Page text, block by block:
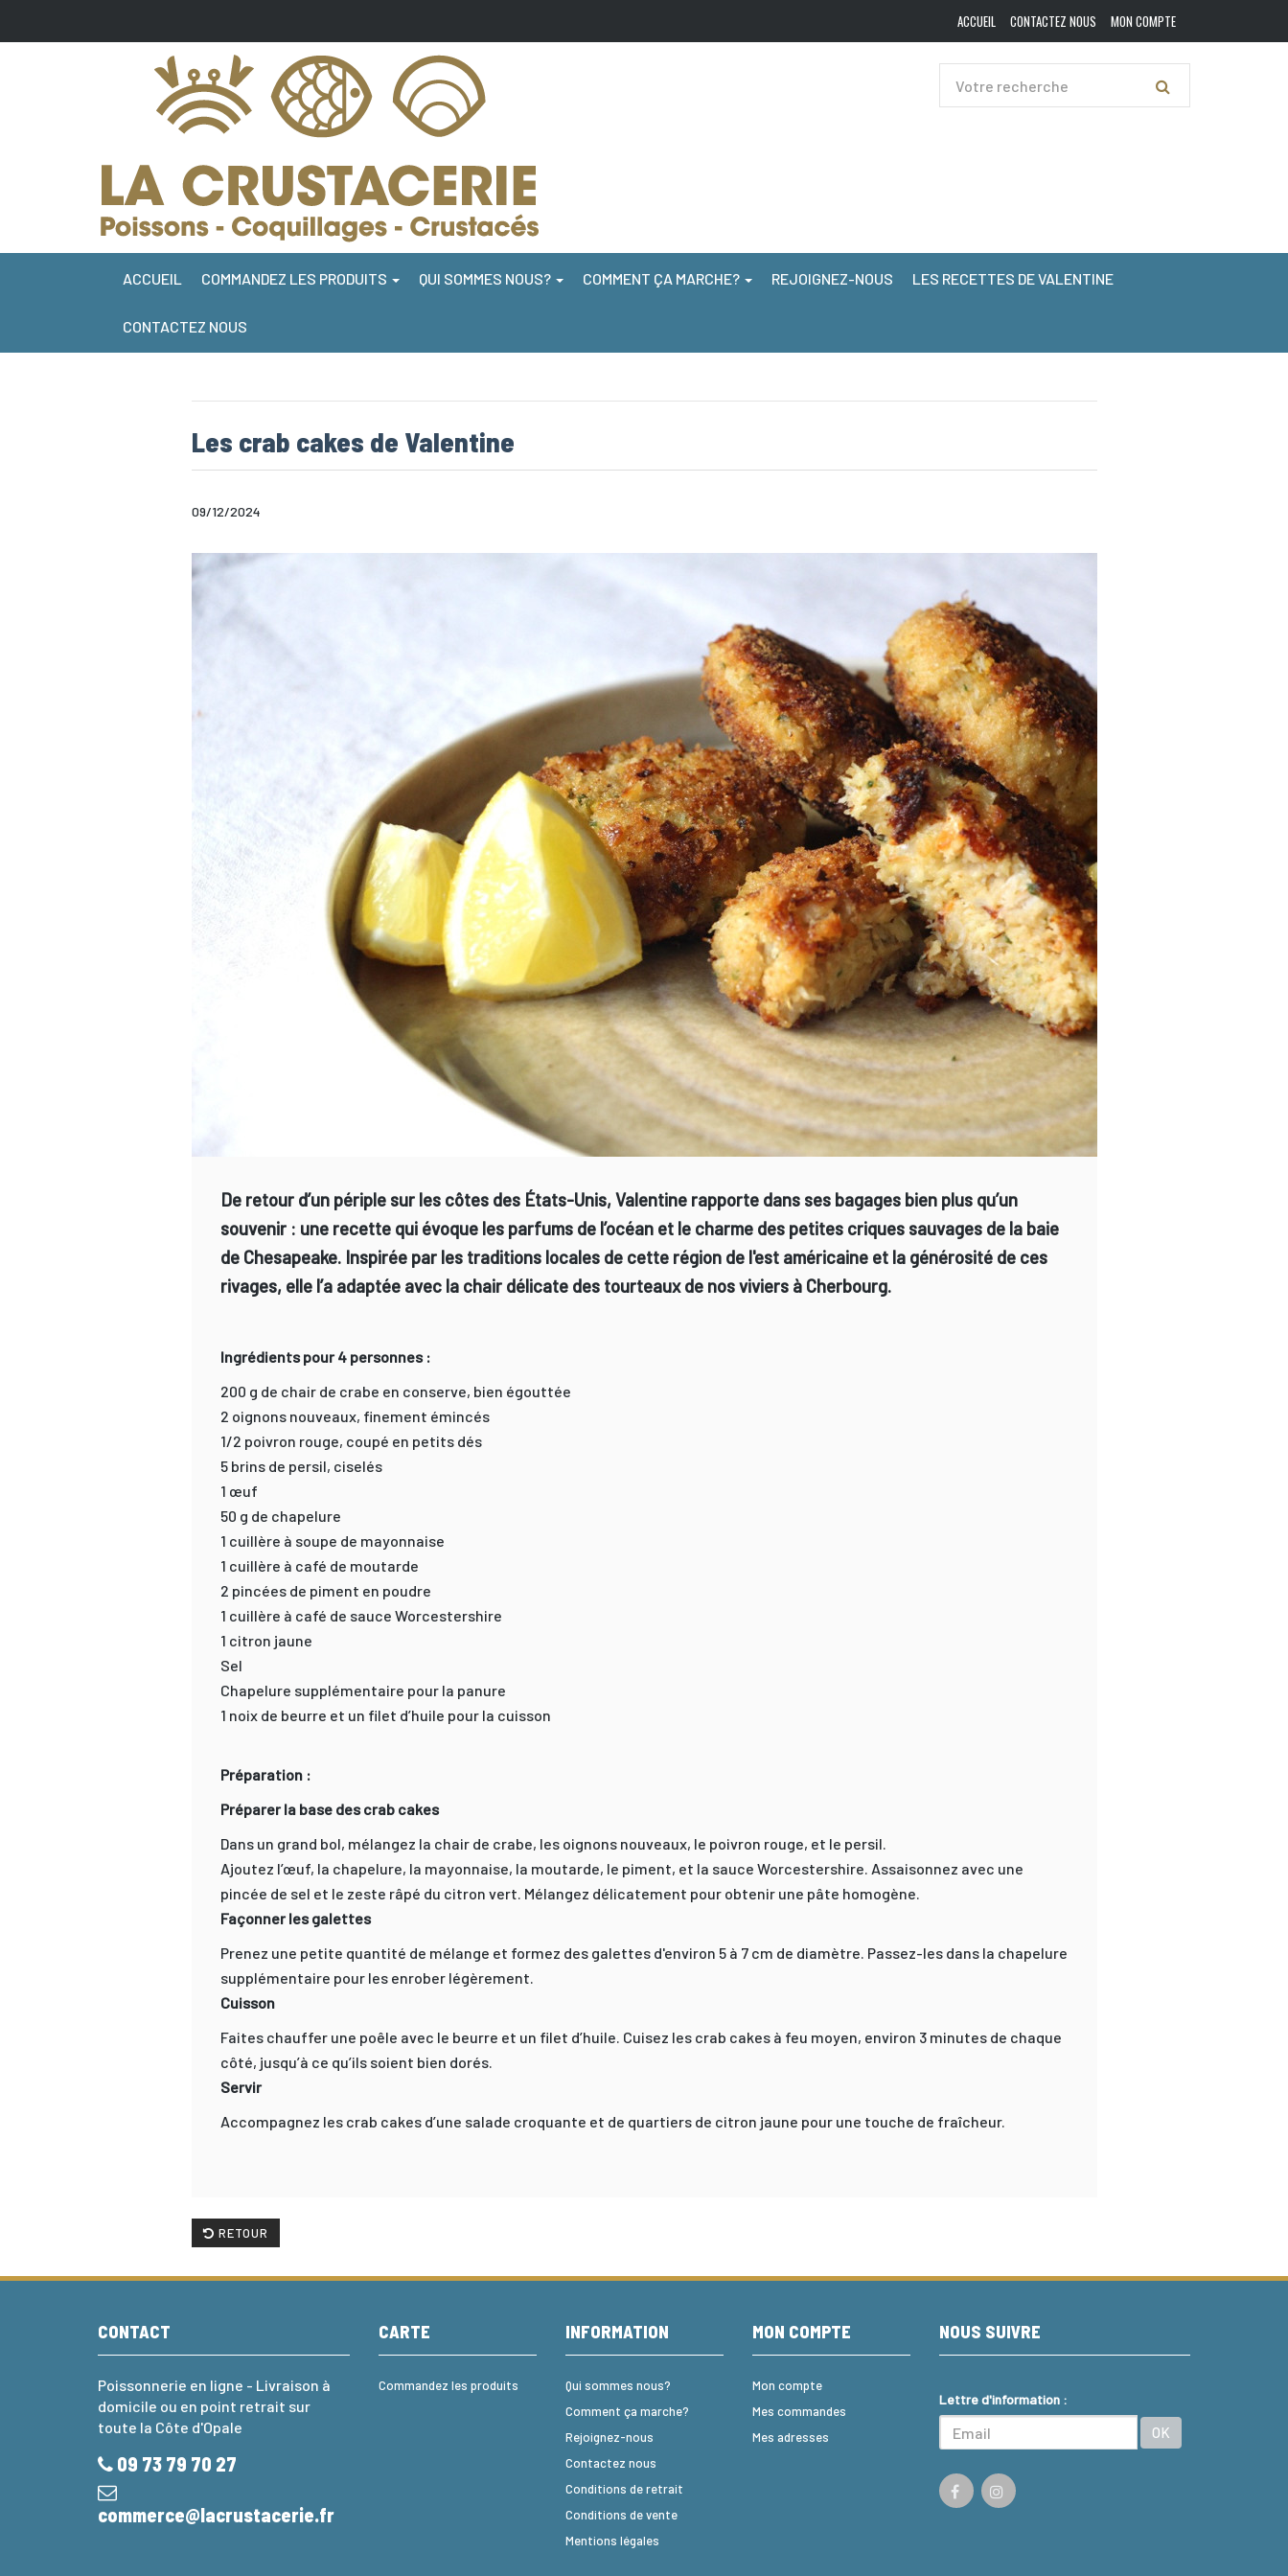
ACCUEIL CONTACTEZ NOUS MON COMPTE
ACCUEIL COMMANDEZ LES PRODUITS QUI SOMMES NOUS? COMMENT ÇA MARCHE? REJOIGNEZ-NOUS LES RECETTES DE VALENTINE
CONTACTEZ NOUS
Les crab cakes de Valentine
09/12/2024
De retour d’un périple sur les côtes des États-Unis, Valentine rapporte dans ses bagages bien plus qu’un
souvenir : une recette qui évoque les parfums de l’océan et le charme des petites criques sauvages de la baie
de Chesapeake. Inspirée par les traditions locales de cette région de l'est américaine et la générosité de ces
rivages, elle l’a adaptée avec la chair délicate des tourteaux de nos viviers à Cherbourg.
Ingrédients pour 4 personnes :
200 g de chair de crabe en conserve, bien égouttée
2 oignons nouveaux, finement émincés
1/2 poivron rouge, coupé en petits dés
5 brins de persil, ciselés
1 œuf
50 g de chapelure
1 cuillère à soupe de mayonnaise
1 cuillère à café de moutarde
2 pincées de piment en poudre
1 cuillère à café de sauce Worcestershire
1 citron jaune
Sel
Chapelure supplémentaire pour la panure
1 noix de beurre et un filet d’huile pour la cuisson
Préparation :
Préparer la base des crab cakes
Dans un grand bol, mélangez la chair de crabe, les oignons nouveaux, le poivron rouge, et le persil.
Ajoutez l’œuf, la chapelure, la mayonnaise, la moutarde, le piment, et la sauce Worcestershire. Assaisonnez avec une
pincée de sel et le zeste râpé du citron vert. Mélangez délicatement pour obtenir une pâte homogène.
Façonner les galettes
Prenez une petite quantité de mélange et formez des galettes d'environ 5 à 7 cm de diamètre. Passez-les dans la chapelure
supplémentaire pour les enrober légèrement.
Cuisson
Faites chauffer une poêle avec le beurre et un filet d’huile. Cuisez les crab cakes à feu moyen, environ 3 minutes de chaque
côté, jusqu’à ce qu’ils soient bien dorés.
Servir
Accompagnez les crab cakes d’une salade croquante et de quartiers de citron jaune pour une touche de fraîcheur.
RETOUR
CONTACT
Poissonnerie en ligne - Livraison à
domicile ou en point retrait sur
toute la Côte d'Opale
09 73 79 70 27
commerce@lacrustacerie.fr
CARTE
Commandez les produits
INFORMATION
Qui sommes nous?
Comment ça marche?
Rejoignez-nous
Contactez nous
Conditions de retrait
Conditions de vente
Mentions légales
MON COMPTE
Mon compte
Mes commandes
Mes adresses
NOUS SUIVRE
Lettre d'information :
OK